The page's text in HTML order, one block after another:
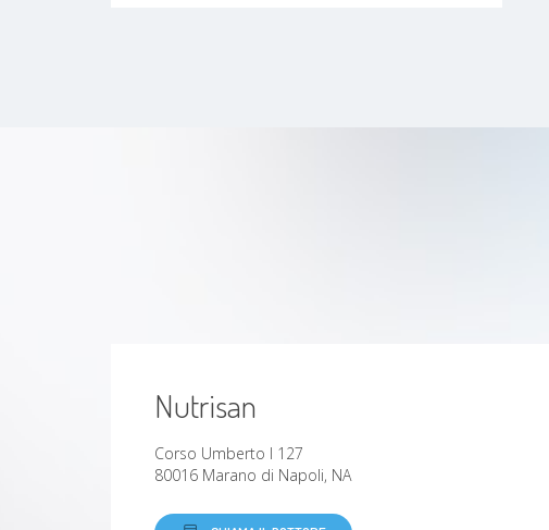
Fibromialgia
Bulimia
Nutrisan
Corso Umberto I 127
80016 Marano di Napoli, NA